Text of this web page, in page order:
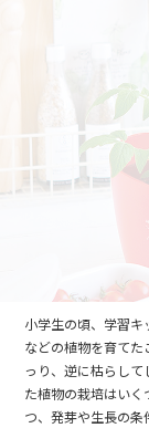
小学生の頃、学習キ
などの植物を育て
っり、逆に枯らし
た植物の栽培はいく
つ、発芽や生長の